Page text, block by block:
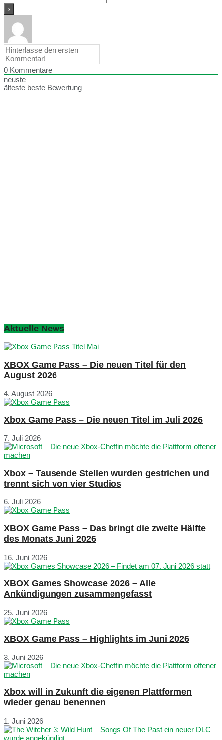
0 Kommentare
neuste
älteste beste Bewertung
Aktuelle News
XBOX Game Pass – Die neuen Titel für den
August 2026
4. August 2026
Xbox Game Pass – Die neuen Titel im Juli 2026
7. Juli 2026
Xbox – Tausende Stellen wurden gestrichen und
trennt sich von vier Studios
6. Juli 2026
XBOX Game Pass – Das bringt die zweite Hälfte
des Monats Juni 2026
16. Juni 2026
XBOX Games Showcase 2026 – Alle
Ankündigungen zusammengefasst
25. Juni 2026
XBOX Game Pass – Highlights im Juni 2026
3. Juni 2026
Xbox will in Zukunft die eigenen Plattformen
wieder genau benennen
1. Juni 2026